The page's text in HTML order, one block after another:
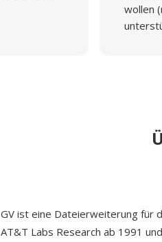
wollen
GV ist eine Dateierweiterung für
AT&T Labs Research ab 1991